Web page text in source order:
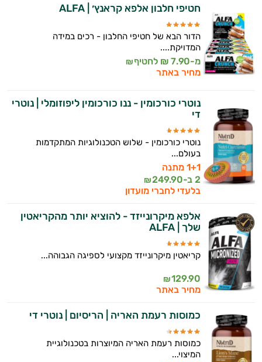
חטיפי חלבון אלפא קראנץ׳ | ALFA
הדור הבא של חטיפי החלבון - רכים במידה
המדויקת....
מ-7.90 ₪ לחטיף ₪
מחיר באתר
נוטרי כורכומין - ננו כורכומין ליפוזומלי | נוטרי
די
נוטרי כורכומין - שלוש הטכנולוגיות המתקדמות
בעולם...
1+1 מתנה
2 ב-
249.90
₪
בלעדי לחברי מועדון
אלפא מיקרונייזד - להוציא יותר מהקריאטין
שלך | ALFA
קריאטין מיקרונייזד מקצועי לספיגה הגבוהה...
129.90
₪
מחיר באתר
כמוסות רעמת האריה | הריסיום | נוטרי די
כמוסות רעמת האריה המיוצרות בטכנולוגיית
המיצוי...